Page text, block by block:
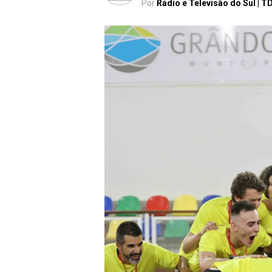
Por Rádio e Televisão do Sul |